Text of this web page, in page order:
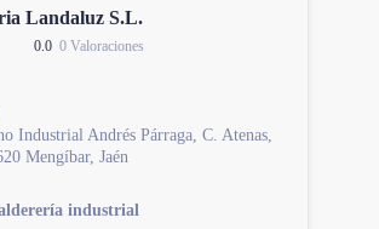
Landaluz S.L.
0.0 0 Valoraciones
Industrial Andrés Párraga, C. Atenas,
Mengíbar, Jaén
industrial